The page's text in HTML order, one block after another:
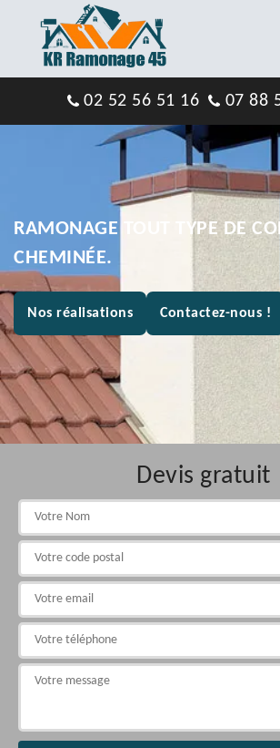
02 52 56 51 16 07 88
RAMONAGE TOUT TYPE DE
CHEMINÉE.
Nos réalisations Contactez-nous !
Devis gratuit